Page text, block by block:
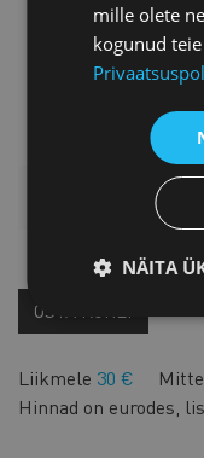
OSTA KOHE!
Liikmele 30 €
Hinnad on eurodes,
mille olete
kogunud
NÄITA